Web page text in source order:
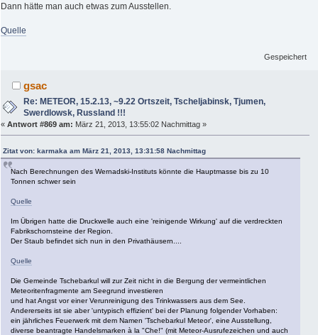
Dann hätte man auch etwas zum Ausstellen.
Quelle
Gespeichert
gsac
Re: METEOR, 15.2.13, ~9.22 Ortszeit, Tscheljabinsk, Tjumen,
Swerdlowsk, Russland !!!
« Antwort #869 am: März 21, 2013, 13:55:02 Nachmittag »
Zitat von: karmaka am März 21, 2013, 13:31:58 Nachmittag
Nach Berechnungen des Wernadski-Instituts könnte die Hauptmasse bis zu 10
Tonnen schwer sein
Quelle
Im Übrigen hatte die Druckwelle auch eine 'reinigende Wirkung' auf die verdreckten
Fabrikschornsteine der Region.
Der Staub befindet sich nun in den Privathäusern....
Quelle
Die Gemeinde Tschebarkul will zur Zeit nicht in die Bergung der vermeintlichen
Meteoritenfragmente am Seegrund investieren
und hat Angst vor einer Verunreinigung des Trinkwassers aus dem See.
Andererseits ist sie aber 'untypisch effizient' bei der Planung folgender Vorhaben:
ein jährliches Feuerwerk mit dem Namen 'Tschebarkul Meteor', eine Ausstellung,
diverse beantragte Handelsmarken à la "Che!" (mit Meteor-Ausrufezeichen und auch